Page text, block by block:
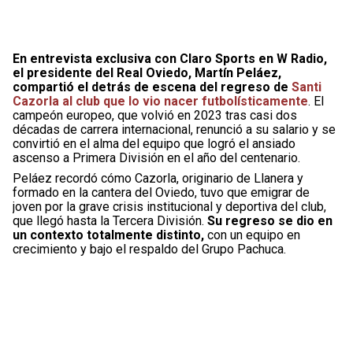
En entrevista exclusiva con Claro Sports en W Radio,
el presidente del Real Oviedo, Martín Peláez,
compartió el detrás de escena del regreso de Santi
Cazorla al club que lo vio nacer futbolísticamente. El
campeón europeo, que volvió en 2023 tras casi dos
décadas de carrera internacional, renunció a su salario y se
convirtió en el alma del equipo que logró el ansiado
ascenso a Primera División en el año del centenario.
Peláez recordó cómo Cazorla, originario de Llanera y
formado en la cantera del Oviedo, tuvo que emigrar de
joven por la grave crisis institucional y deportiva del club,
que llegó hasta la Tercera División. Su regreso se dio en
un contexto totalmente distinto, con un equipo en
crecimiento y bajo el respaldo del Grupo Pachuca.